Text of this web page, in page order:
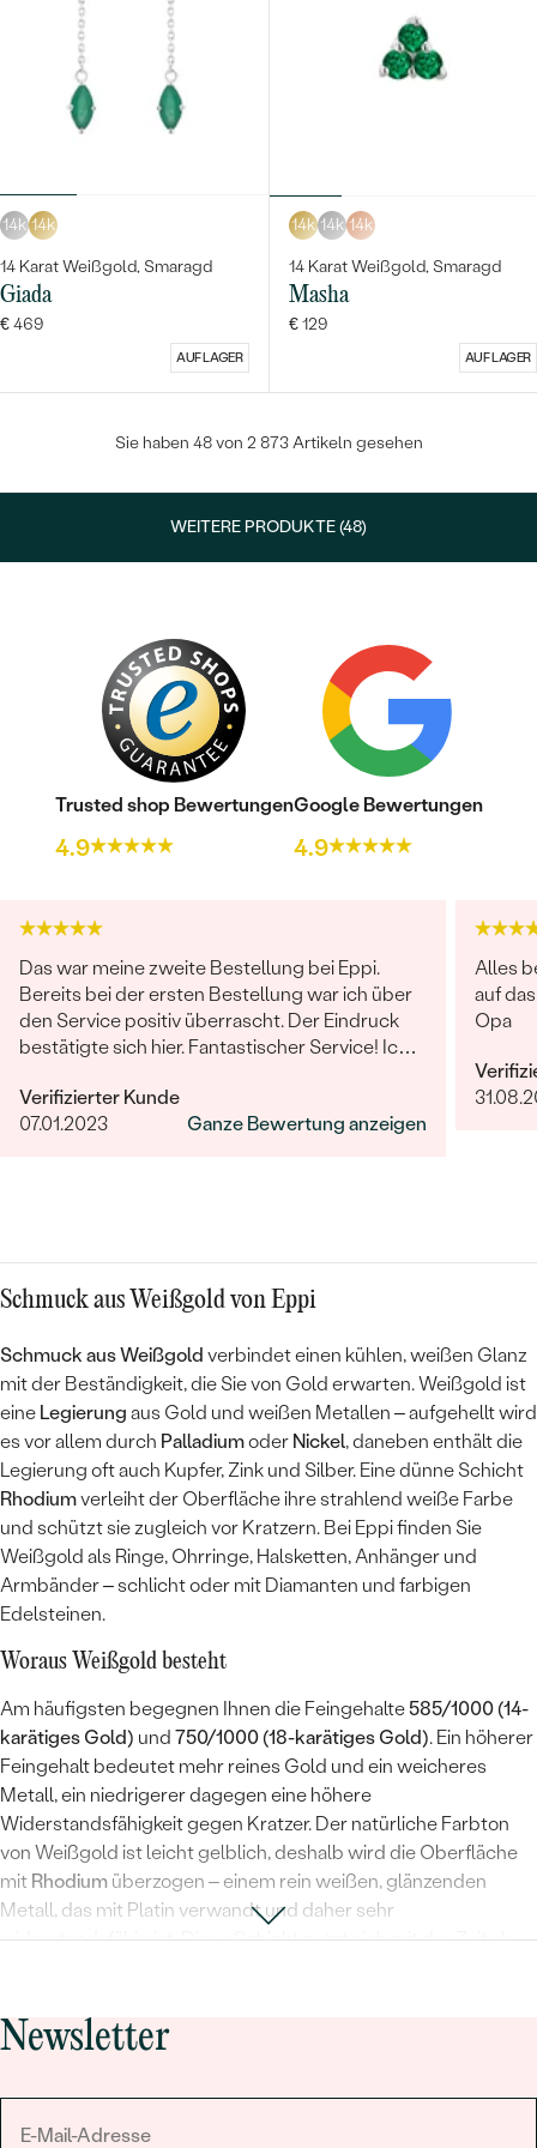
14k 14k
14 Karat Weißgold, Smaragd
Giada
€ 469
AUF LAGER
14k 14k 14k
14 Karat Weißgold, Smaragd
Masha
€ 129
AUF LAGER
Sie haben 48 von 2 873 Artikeln gesehen
WEITERE PRODUKTE (48)
Trusted shop Bewertungen
4.9
Google Bewertungen
4.9
Das war meine zweite Bestellung bei Eppi.
Bereits bei der ersten Bestellung war ich über
den Service positiv überrascht. Der Eindruck
bestätigte sich hier. Fantastischer Service! Ich
Geschenk. Eppli machte es möglich! Support
per Mail schnell und hilfreich. Telefonische
Verifizierter Kunde
07.01.2023
Ganze Bewertung anzeigen
Alles
auf
Opa
Schmuck aus Weißgold von Eppi
Schmuck aus Weißgold verbindet einen kühlen, weißen Glanz
mit der Beständigkeit, die Sie von Gold erwarten. Weißgold ist
eine Legierung aus Gold und weißen Metallen – aufgehellt wird
es vor allem durch Palladiumoder Nickel, daneben enthält die
Legierung oft auch Kupfer, Zink und Silber. Eine dünne Schicht
Rhodiumverleiht der Oberfläche ihre strahlend weiße Farbe
und schützt sie zugleich vor Kratzern. Bei Eppi finden Sie
Weißgold als Ringe, Ohrringe, Halsketten, Anhänger und
Armbänder – schlicht oder mit Diamanten und farbigen
Edelsteinen.
Woraus Weißgold besteht
Am häufigsten begegnen Ihnen die Feingehalte585/1000 (14-
karätiges Gold) und 750/1000 (18-karätiges Gold). Ein höherer
Feingehalt bedeutet mehr reines Gold und ein weicheres
Metall, ein niedrigerer dagegen eine höhere
Widerstandsfähigkeit gegen Kratzer. Der natürliche Farbton
von Weißgold ist leicht gelblich, deshalb wird die Oberfläche
mit Rhodium überzogen – einem rein weißen, glänzenden
Metall, das mit Platin verwandt und daher sehr
widerstandsfähig ist. Diese Schicht nutzt sich mit der Zeit ab –
wir imArtikel über Rhodium
Newsletter